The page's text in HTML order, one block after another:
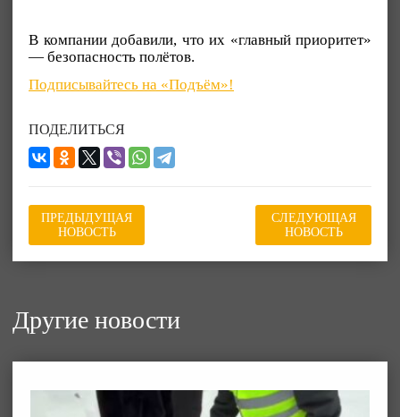
В компании добавили, что их «главный приоритет»
— безопасность полётов.
Подписывайтесь на «Подъём»!
ПОДЕЛИТЬСЯ
ПРЕДЫДУЩАЯ
НОВОСТЬ
СЛЕДУЮЩАЯ
НОВОСТЬ
Другие новости